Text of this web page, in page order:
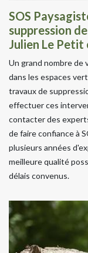
SOS
suppression
Julien Le Petit
Un grand nombre de
dans les espaces
travaux de
effectuer ces
contacter des
de faire confiance à
plusieurs années
meilleure qualité
délais convenus.